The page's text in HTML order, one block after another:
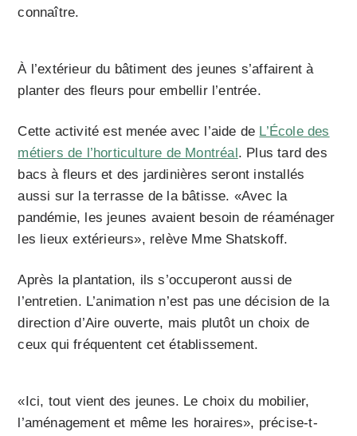
connaître.
À l’extérieur du bâtiment des jeunes s’affairent à
planter des fleurs pour embellir l’entrée.
Cette activité est menée avec l’aide de L’École des
métiers de l’horticulture de Montréal . Plus tard des
bacs à fleurs et des jardinières seront installés
aussi sur la terrasse de la bâtisse. «Avec la
pandémie, les jeunes avaient besoin de réaménager
les lieux extérieurs», relève Mme Shatskoff.
Après la plantation, ils s’occuperont aussi de
l’entretien. L’animation n’est pas une décision de la
direction d’Aire ouverte, mais plutôt un choix de
ceux qui fréquentent cet établissement.
«Ici, tout vient des jeunes. Le choix du mobilier,
l’aménagement et même les horaires», précise-t-